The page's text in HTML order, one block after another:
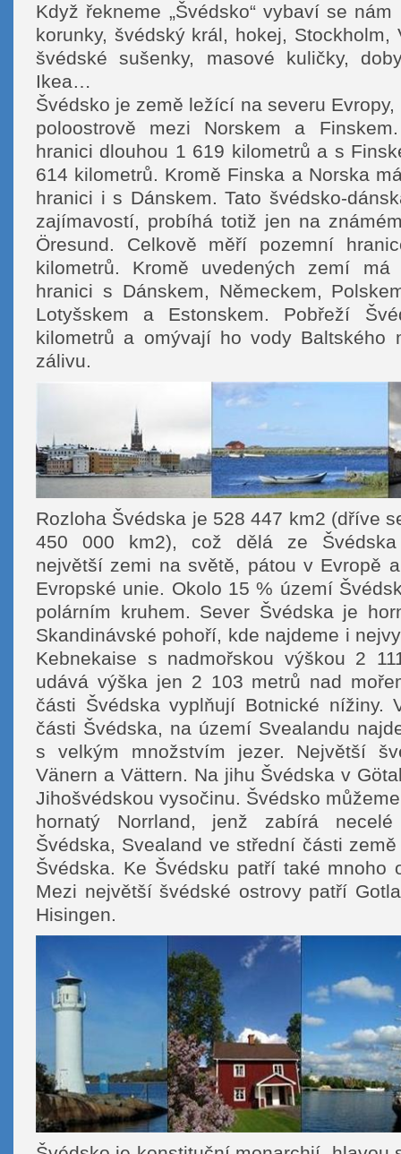
Když řekneme „Švédsko“ vybaví se
korunky, švédský král, hokej, Stockholm,
švédské sušenky, masové kuličky,
Ikea…
Švédsko je země ležící na severu
poloostrově mezi Norskem a
hranici dlouhou 1 619 kilometrů a s
614 kilometrů. Kromě Finska a Norska
hranici i s Dánskem. Tato švédsko-
zajímavostí, probíhá totiž jen na
Öresund. Celkově měří pozemní
kilometrů. Kromě uvedených zemí má
hranici s Dánskem, Německem,
Lotyšskem a Estonskem. Pobřeží
kilometrů a omývají ho vody Baltského
zálivu.
Rozloha Švédska je 528 447 km2 (dříve
450 000 km2), což dělá ze Švédska
největší zemi na světě, pátou v Evropě
Evropské unie. Okolo 15 % území
polárním kruhem. Sever Švédska je
Skandinávské pohoří, kde najdeme i
Kebnekaise s nadmořskou výškou 2
udává výška jen 2 103 metrů nad
části Švédska vyplňují Botnické nížiny.
části Švédska, na území Svealandu
s velkým množstvím jezer. Největší
Vänern a Vättern. Na jihu Švédska v
Jihošvédskou vysočinu. Švédsko
hornatý Norrland, jenž zabírá
Švédska, Svealand ve střední části
Švédska. Ke Švédsku patří také mnoho
Mezi největší švédské ostrovy patří
Hisingen.